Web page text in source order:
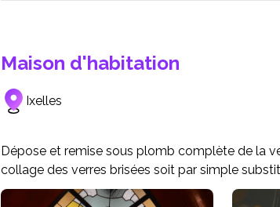
Maison d'habitation
Ixelles
Dépose et remise sous plomb complète de la
collage des verres brisées soit par simple